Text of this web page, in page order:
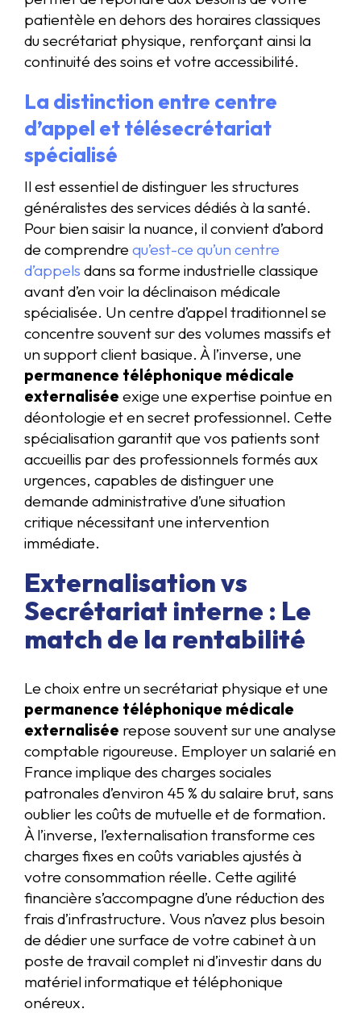
patientèle en dehors des horaires classiques
du secrétariat physique, renforçant ainsi la
continuité des soins et votre accessibilité.
La distinction entre centre
d’appel et télésecrétariat
spécialisé
Il est essentiel de distinguer les structures
généralistes des services dédiés à la santé.
Pour bien saisir la nuance, il convient d’abord
de comprendre qu’est-ce qu’un centre
d’appels dans sa forme industrielle classique
avant d’en voir la déclinaison médicale
spécialisée. Un centre d’appel traditionnel se
concentre souvent sur des volumes massifs et
un support client basique. À l’inverse, une
permanence téléphonique médicale
externalisée exige une expertise pointue en
déontologie et en secret professionnel. Cette
spécialisation garantit que vos patients sont
accueillis par des professionnels formés aux
urgences, capables de distinguer une
demande administrative d’une situation
critique nécessitant une intervention
immédiate.
Externalisation vs
Secrétariat interne : Le
match de la rentabilité
Le choix entre un secrétariat physique et une
permanence téléphonique médicale
externalisée repose souvent sur une analyse
comptable rigoureuse. Employer un salarié en
France implique des charges sociales
patronales d’environ 45 % du salaire brut, sans
oublier les coûts de mutuelle et de formation.
À l’inverse, l’externalisation transforme ces
charges fixes en coûts variables ajustés à
votre consommation réelle. Cette agilité
financière s’accompagne d’une réduction des
frais d’infrastructure. Vous n’avez plus besoin
de dédier une surface de votre cabinet à un
poste de travail complet ni d’investir dans du
matériel informatique et téléphonique
onéreux.